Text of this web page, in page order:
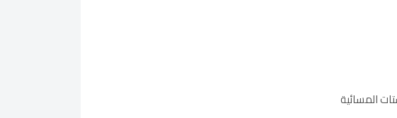
المسائية